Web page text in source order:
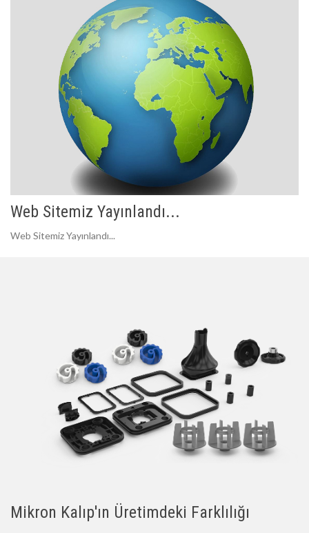
Web Sitemiz Yayınlandı...
Web Sitemiz Yayınlandı...
Mikron Kalıp'ın Üretimdeki Farklılığı